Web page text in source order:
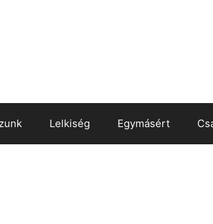
Lelkiség Egymásért